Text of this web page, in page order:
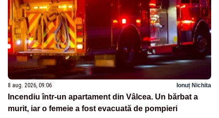
8 aug. 2026, 09:06 Ionuț Nichita
Incendiu într-un apartament din Vâlcea. Un bărbat a
murit, iar o femeie a fost evacuată de pompieri